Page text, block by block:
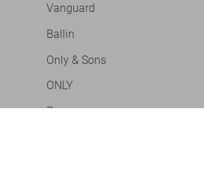
Vanguard
Ballin
Only & Sons
ONLY
Zoso